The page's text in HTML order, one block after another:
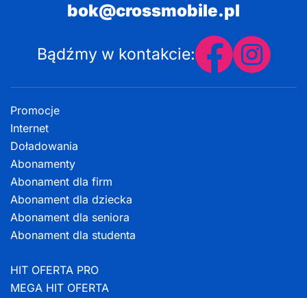
bok@crossmobile.pl
Bądźmy w kontakcie:
Promocje
Internet
Doładowania
Abonamenty
Abonament dla firm
Abonament dla dziecka
Abonament dla seniora
Abonament dla studenta
HIT OFERTA PRO
MEGA HIT OFERTA